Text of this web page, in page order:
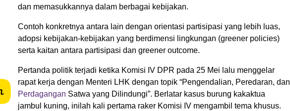
dan memasukkannya dalam berbagai kebijakan.
Contoh konkretnya antara lain dengan orientasi partisipasi yang lebih luas,
adopsi kebijakan-kebijakan yang berdimensi lingkungan (greener policies)
serta kaitan antara partisipasi dan greener outcome.
Pertanda politik terjadi ketika Komisi IV DPR pada 25 Mei lalu menggelar
rapat kerja dengan Menteri LHK dengan topik “Pengendalian, Peredaran, dan
Perdagangan Satwa yang Dilindungi”. Berlatar kasus burung kakaktua
jambul kuning, inilah kali pertama raker Komisi IV mengambil tema khusus.